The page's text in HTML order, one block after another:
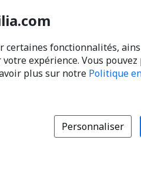
certaines fonctionnalités,
expérience. Vous
plus sur notre Politique
Personnaliser